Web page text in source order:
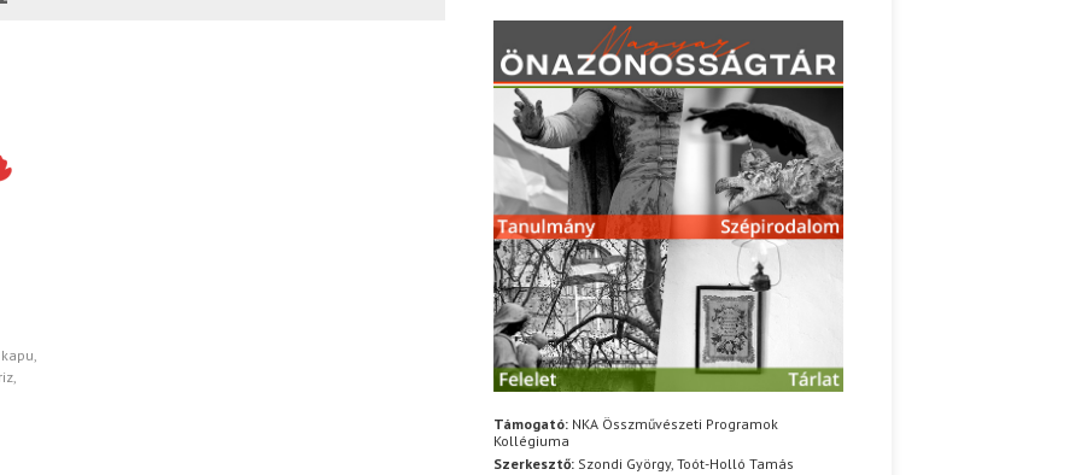
Támogató: NKA Összművészeti Programok
Kollégiuma
Szerkesztő: Szondi György, Toót-Holló Tamás